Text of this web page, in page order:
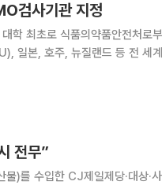
검사기관 지정
학 최초로 식품의약품안전처
전무”
)를 수입한 CJ제일제당·대상·